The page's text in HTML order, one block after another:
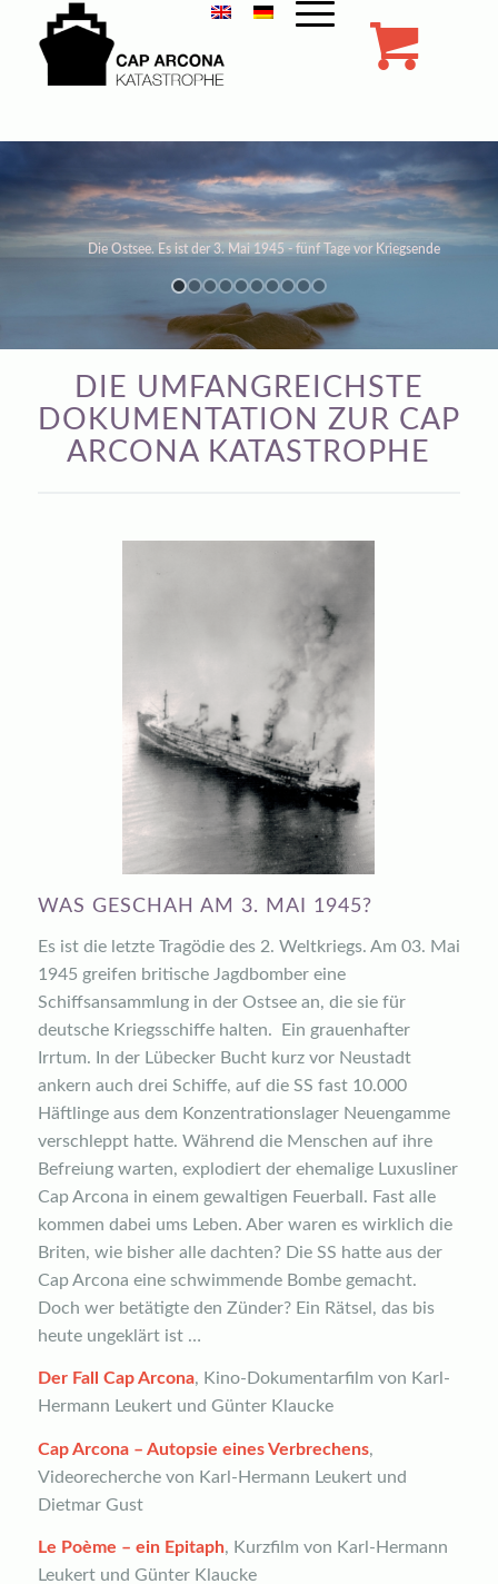
Die Ostsee. Es ist der 3. Mai 1945 - fünf Tage vor Kriegsende
DIE UMFANGREICHSTE
DOKUMENTATION ZUR CAP
ARCONA KATASTROPHE
WAS GESCHAH AM 3. MAI 1945?
Es ist die letzte Tragödie des 2. Weltkriegs. Am 03. Mai
1945 greifen britische Jagdbomber eine
Schiffsansammlung in der Ostsee an, die sie für
deutsche Kriegsschiffe halten.
Ein grauenhafter
Irrtum. In der Lübecker Bucht kurz vor Neustadt
ankern auch drei Schiffe, auf die SS fast 10.000
Häftlinge aus dem Konzentrationslager Neuengamme
verschleppt hatte. Während die Menschen auf ihre
Befreiung warten, explodiert der ehemalige Luxusliner
Cap Arcona in einem gewaltigen Feuerball. Fast alle
kommen dabei ums Leben. Aber waren es wirklich die
Briten, wie bisher alle dachten? Die SS hatte aus der
Cap Arcona eine schwimmende Bombe gemacht.
Doch wer betätigte den Zünder? Ein Rätsel, das bis
heute ungeklärt ist …
Der Fall Cap Arcona, Kino-Dokumentarfilm von Karl-
Hermann Leukert und Günter Klaucke
Cap Arcona – Autopsie eines Verbrechens,
Videorecherche von Karl-Hermann Leukert und
Dietmar Gust
Le Poème – ein Epitaph, Kurzfilm von Karl-Hermann
Leukert und Günter Klaucke